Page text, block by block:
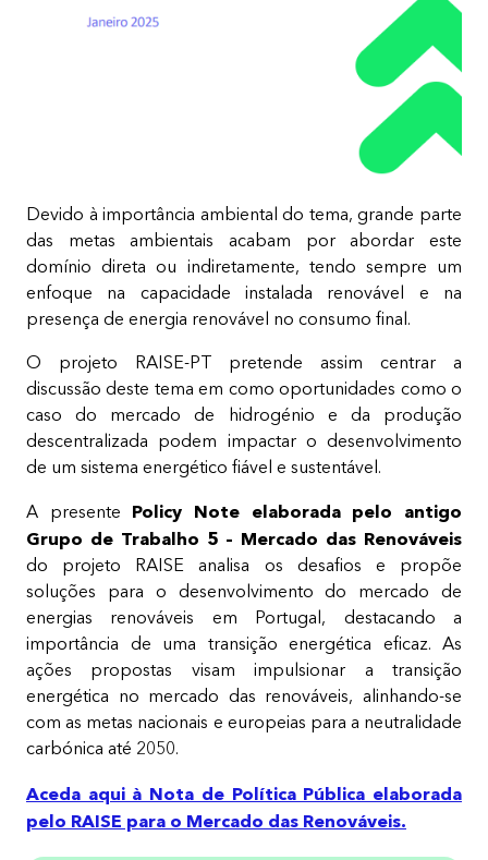
Devido à importância ambiental do tema, grande parte
das metas ambientais acabam por abordar este
domínio direta ou indiretamente, tendo sempre um
enfoque na capacidade instalada renovável e na
presença de energia renovável no consumo final.​
O projeto RAISE-PT pretende assim centrar a
discussão deste tema em como oportunidades como o
caso do mercado de hidrogénio e da produção
descentralizada podem impactar o desenvolvimento
de um sistema energético fiável e sustentável.​
A presente Policy Note elaborada pelo antigo
Grupo de Trabalho 5 – Mercado das Renováveis
do projeto RAISE analisa os desafios e propõe
soluções para o desenvolvimento do mercado de
energias renováveis em Portugal, destacando a
importância de uma transição energética eficaz. As
ações propostas visam impulsionar a transição
energética no mercado das renováveis, alinhando-se
com as metas nacionais e europeias para a neutralidade
carbónica até 2050.
Aceda aqui à Nota de Política Pública elaborada
pelo RAISE para o Mercado das Renováveis.